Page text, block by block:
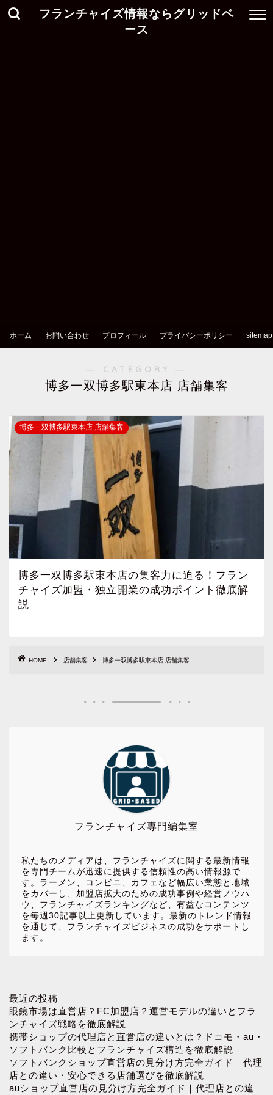
フランチャイズ情報ならグリッドベ
ース
ホーム お問い合わせ プロフィール プライバシーポリシー sitemap
― CATEGORY ―
博多一双博多駅東本店 店舗集客
博多一双博多駅東本店 店舗集客
博多一双博多駅東本店の集客力に迫る！フラン
チャイズ加盟・独立開業の成功ポイント徹底解
説
HOME 店舗集客 博多一双博多駅東本店 店舗集客
フランチャイズ専門編集室
私たちのメディアは、フランチャイズに関する最新情報
を専門チームが迅速に提供する信頼性の高い情報源で
す。ラーメン、コンビニ、カフェなど幅広い業態と地域
をカバーし、加盟店拡大のための成功事例や経営ノウハ
ウ、フランチャイズランキングなど、有益なコンテンツ
を毎週30記事以上更新しています。最新のトレンド情報
を通じて、フランチャイズビジネスの成功をサポートし
ます。
最近の投稿
眼鏡市場は直営店？FC加盟店？運営モデルの違いとフラ
ンチャイズ戦略を徹底解説
携帯ショップの代理店と直営店の違いとは？ドコモ・au・
ソフトバンク比較とフランチャイズ構造を徹底解説
ソフトバンクショップ直営店の見分け方完全ガイド｜代理
店との違い・安心できる店舗選びを徹底解説
auショップ直営店の見分け方完全ガイド｜代理店との違
お問い合わせ
プロフィール